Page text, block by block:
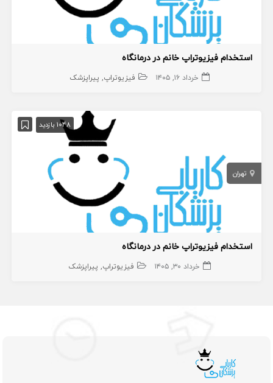
استخدام فیزیوتراپ خانم در درمانگاه
خرداد ۱۶, ۱۴۰۵ فیزیوتراپ پیراپزشک
1048 بازدید
تهران
استخدام فیزیوتراپ خانم در درمانگاه
خرداد ۳۰, ۱۴۰۵ فیزیوتراپ پیراپزشک